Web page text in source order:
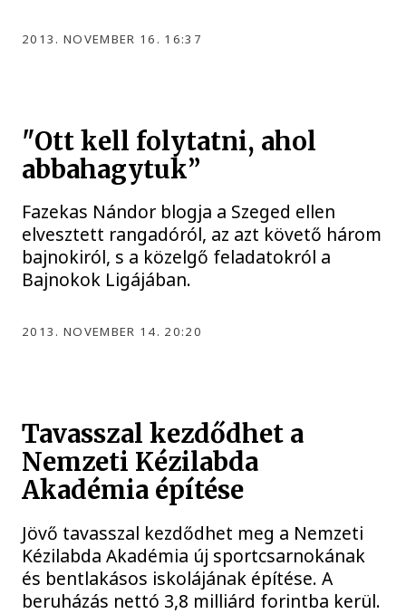
2013. NOVEMBER 16. 16:37
"Ott kell folytatni, ahol
abbahagytuk”
Fazekas Nándor blogja a Szeged ellen
elvesztett rangadóról, az azt követő három
bajnokiról, s a közelgő feladatokról a
Bajnokok Ligájában.
2013. NOVEMBER 14. 20:20
Tavasszal kezdődhet a
Nemzeti Kézilabda
Akadémia építése
Jövő tavasszal kezdődhet meg a Nemzeti
Kézilabda Akadémia új sportcsarnokának
és bentlakásos iskolájának építése. A
beruházás nettó 3,8 milliárd forintba kerül.